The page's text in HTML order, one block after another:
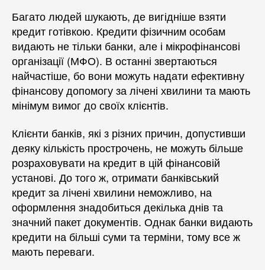
Багато людей шукають, де вигідніше взяти
кредит готівкою. Кредити фізичним особам
видають не тільки банки, але і мікрофінансові
організації (МФО). В останні звертаються
найчастіше, бо вони можуть надати ефективну
фінансову допомогу за лічені хвилини та мають
мінімум вимог до своїх клієнтів.
Клієнти банків, які з різних причин, допустивши
деяку кількість прострочень, не можуть більше
розраховувати на кредит в цій фінансовій
установі. До того ж, отримати банківський
кредит за лічені хвилини неможливо, на
оформлення знадобиться декілька днів та
значний пакет документів. Однак банки видають
кредити на більші суми та терміни, тому все ж
мають переваги.